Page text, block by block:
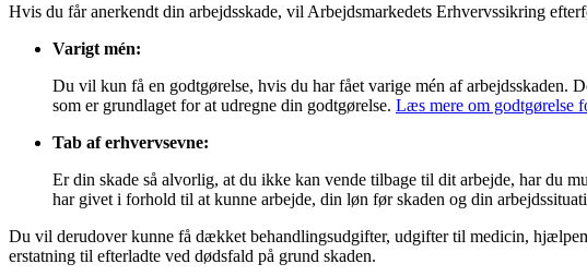
Hvis du får anerkendt din arbejdsskade, vil Arbejdsmarkedets Erhvervssikring
Varigt mén:
Du vil kun få en godtgørelse, hvis du har fået varige mén af arbejdsskaden.
som er grundlaget for at udregne din godtgørelse. Læs mere om godtgørelse
Tab af erhvervsevne:
Er din skade så alvorlig, at du ikke kan vende tilbage til dit arbejde, har du
har givet i forhold til at kunne arbejde, din løn før skaden og din
Du vil derudover kunne få dækket behandlingsudgifter, udgifter til medicin,
erstatning til efterladte ved dødsfald på grund skaden.